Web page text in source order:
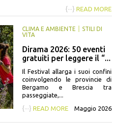
{···} READ MORE
CLIMA E AMBIENTE
STILI DI
VITA
Dirama 2026: 50 eventi
gratuiti per leggere il “...
Il Festival allarga i suoi confini
coinvolgendo le provincie di
Bergamo e Brescia tra
passeggiate,...
{···} READ MORE Maggio 2026